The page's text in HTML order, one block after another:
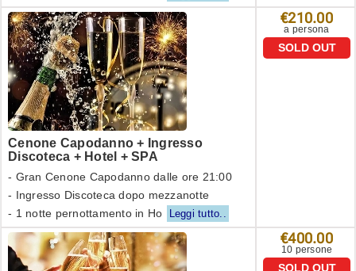
Cenone Capodanno + Ingresso
Discoteca + Hotel + SPA
- Gran Cenone Capodanno dalle ore 21:00
- Ingresso Discoteca dopo mezzanotte
- 1 notte pernottamento in Ho
Leggi tutto..
€210.00
a persona
SOLD OUT
€400.00
10 persone
SOLD OUT